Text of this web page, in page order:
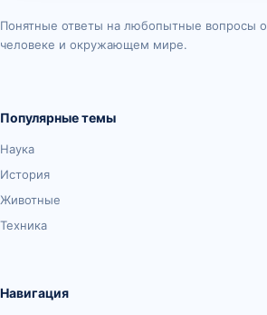
Понятные ответы на любопытные вопросы о
человеке и окружающем мире.
Популярные темы
Наука
История
Животные
Техника
Навигация